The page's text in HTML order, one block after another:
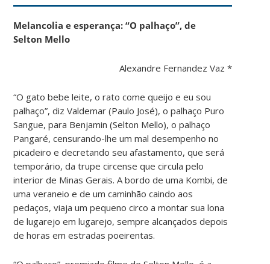
Melancolia e esperança: “O palhaço”, de
Selton Mello
Alexandre Fernandez Vaz *
“O gato bebe leite, o rato come queijo e eu sou
palhaço”, diz Valdemar (Paulo José), o palhaço Puro
Sangue, para Benjamin (Selton Mello), o palhaço
Pangaré, censurando-lhe um mal desempenho no
picadeiro e decretando seu afastamento, que será
temporário, da trupe circense que circula pelo
interior de Minas Gerais. A bordo de uma Kombi, de
uma veraneio e de um caminhão caindo aos
pedaços, viaja um pequeno circo a montar sua lona
de lugarejo em lugarejo, sempre alcançados depois
de horas em estradas poeirentas.